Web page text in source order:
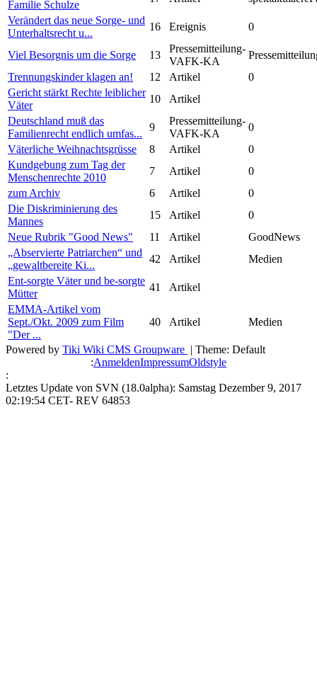
Familie Schulze
Verändert das neue Sorge- und
Unterhaltsrecht u...
16 Ereignis 0
Viel Besorgnis um die Sorge 13
Pressemitteilung-
VAFK-KA
Trennungskinder klagen an!
12 Artikel
0
Gericht stärkt Rechte leiblicher
Väter
10
Artikel
Deutschland muß das
Familienrecht endlich umfas...
9
Pressemitteilung-
VAFK-KA
0
Väterliche Weihnachtsgrüsse
8 Artikel
0
Kundgebung zum Tag der
Menschenrechte 2010
7 Artikel
0
zum Archiv
6 Artikel
0
Die Diskriminierung des
Mannes
15 Artikel
0
Neue Rubrik "Good News"
11 Artikel
GoodNews
„Abservierte Patriarchen“ und
„gewaltbereite Ki...
42 Artikel
Medien
Ent-sorgte Väter und be-sorgte
Mütter
41
Artikel
EMMA-Artikel vom
Sept./Okt. 2009 zum Film
"Der ...
40 Artikel Medien
Powered by Tiki Wiki CMS Groupware | Theme: Default
:AnmeldenImpressumOldstyle
:
Letztes Update von SVN (18.0alpha): Samstag Dezember 9, 2017
02:19:54 CET- REV 64853